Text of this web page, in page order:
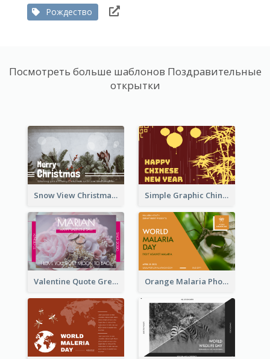
Рождество
Посмотреть больше шаблонов Поздравительные
открытки
Snow View Christmas Card With Simple Design Simple Graphic Chinese New Year In Red And Yellow
Valentine Quote Greeting Card Orange Malaria Photo World Malaria Day Greeting Card